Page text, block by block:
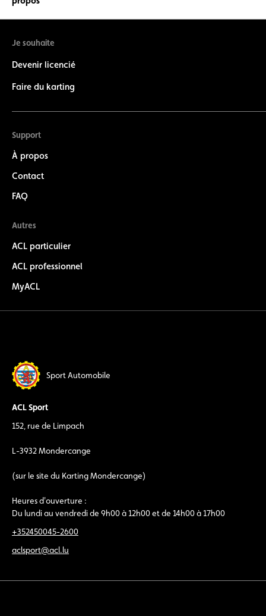
Je souhaite
Devenir licencié
Faire du karting
Support
À propos
Contact
FAQ
Autres
ACL particulier
ACL professionnel
MyACL
Sport Automobile
ACL Sport
152, rue de Limpach
L-3932 Mondercange
(sur le site du Karting Mondercange)
Heures d'ouverture :
Du lundi au vendredi de 9h00 à 12h00 et de 14h00 à 17h00
+352450045-2600
aclsport@acl.lu